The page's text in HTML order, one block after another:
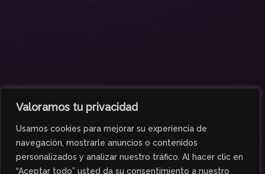
Valoramos tu privacidad
Usamos cookies para mejorar su experiencia de
navegación, mostrarle anuncios o contenidos
personalizados y analizar nuestro tráfico. Al hacer clic en
“Aceptar todo” usted da su consentimiento a nuestro